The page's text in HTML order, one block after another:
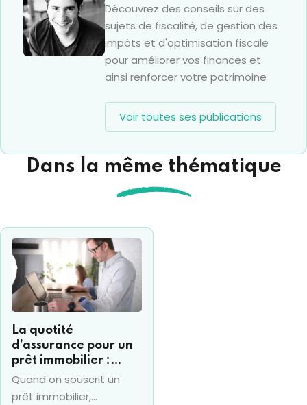
Découvrez des conseils sur des
sujets de fiscalité, de gestion des
impôts et d'optimisation fiscale
pour améliorer vos finances et
ainsi renforcer votre patrimoine
Voir toutes ses publications
Dans la même thématique
La quotité
d’assurance pour un
prêt immobilier :
comment la calculer ?
Quand on souscrit un
prêt immobilier,